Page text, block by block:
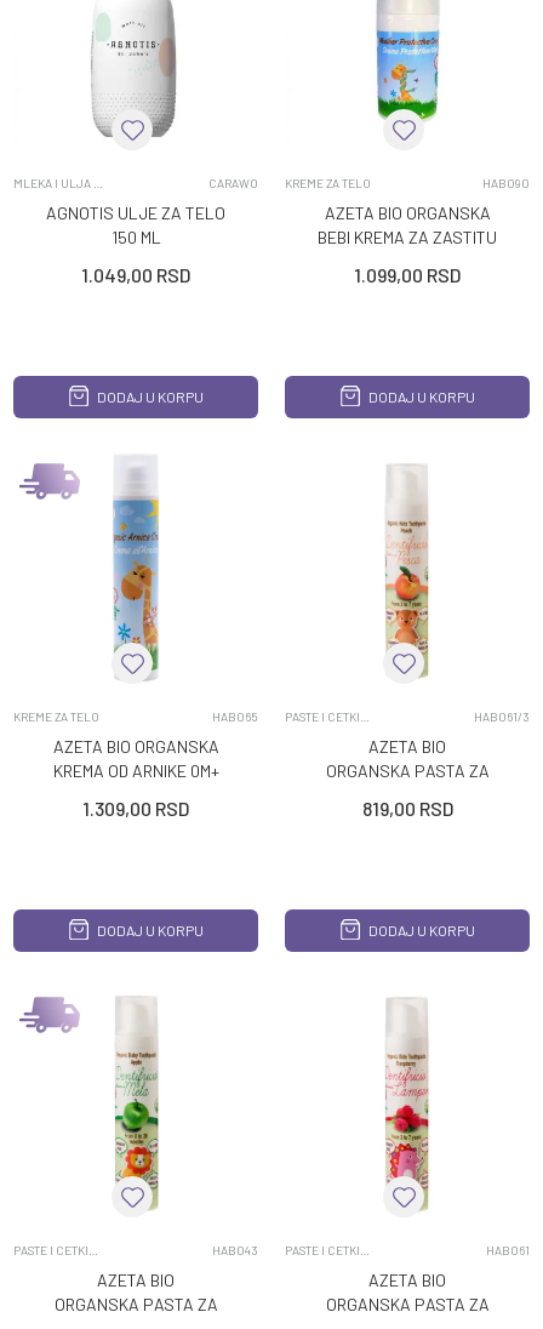
CARAWO
AGNOTIS ULJE ZA TELO
150 ML
1.049,00 RSD
DODAJ U KORPU
KREME ZA TELO HAB090
AZETA BIO ORGANSKA
BEBI KREMA ZA ZASTITU
30ML
1.099,00 RSD
DODAJ U KORPU
KREME ZA TELO HAB065
AZETA BIO ORGANSKA
KREMA OD ARNIKE 0M+
1.309,00 RSD
DODAJ U KORPU
HAB061/3
AZETA BIO
ORGANSKA PASTA ZA
819,00 RSD
DODAJ U KORPU
HAB043
AZETA BIO
ORGANSKA PASTA ZA
HAB061
AZETA BIO
ORGANSKA PASTA ZA